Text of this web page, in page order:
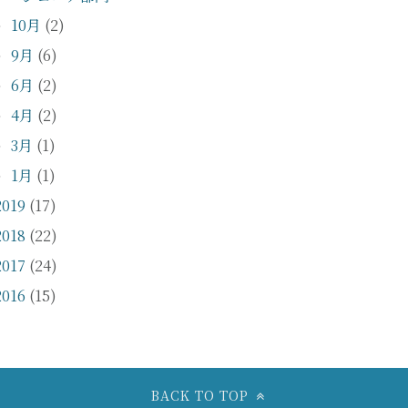
10月 (2)
9月 (6)
6月 (2)
4月 (2)
3月 (1)
1月 (1)
(17)
(22)
(24)
(15)
BACK TO TOP